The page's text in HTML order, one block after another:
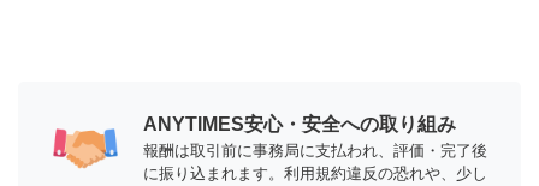
ANYTIMES安心・安全への取り組み
報酬は取引前に事務局に支払われ、評価・完了後
に振り込まれます。利用規約違反の恐れや、少し